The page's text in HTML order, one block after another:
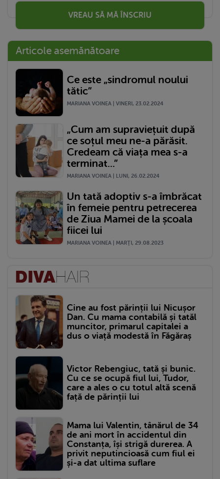
VREAU SĂ MĂ ÎNSCRIU
Articole asemănătoare
Ce este „sindromul noului
tătic”
MARIANA VOINEA | VINERI, 23.02.2024
„Cum am supraviețuit după
ce soțul meu ne-a părăsit.
Credeam că viața mea s-a
terminat...”
MARIANA VOINEA | LUNI, 26.02.2024
Un tată adoptiv s-a îmbrăcat
în femeie pentru petrecerea
de Ziua Mamei de la școala
fiicei lui
MARIANA VOINEA | MARŢI, 29.08.2023
Cine au fost părinții lui Nicușor
Dan. Cu mama contabilă și tatăl
muncitor, primarul capitalei a
dus o viață modestă în Făgăraș
Victor Rebengiuc, tată și bunic.
Cu ce se ocupă fiul lui, Tudor,
care a ales o cu totul altă scenă
față de părinții lui
Mama lui Valentin, tânărul de 34
de ani mort în accidentul din
Constanța, își strigă durerea. A
privit neputincioasă cum fiul ei
și-a dat ultima suflare